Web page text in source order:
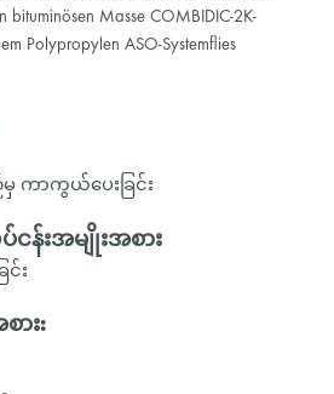
bituminösen Masse COMBIDIC-2K-
Polypropylen ASO-Systemflies
ကာကွယ်ပေးခြင်း
န်းအမျိုးအစား
း
ား: